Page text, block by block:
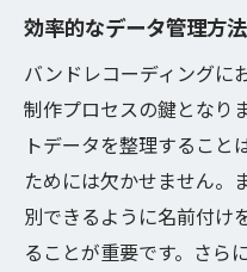
効率的なデータ管理方法
バンドレコーディングに
制作プロセスの鍵となり
トデータを整理すること
ためには欠かせません。
別できるように名前付け
ることが重要です。さら